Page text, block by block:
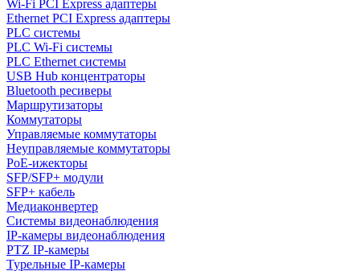
Wi-Fi PCI Express адаптеры
Ethernet PCI Express адаптеры
PLC системы
PLC Wi-Fi системы
PLC Ethernet системы
USB Hub концентраторы
Bluetooth ресиверы
Маршрутизаторы
Коммутаторы
Управляемые коммутаторы
Неуправляемые коммутаторы
PoE-ижекторы
SFP/SFP+ модули
SFP+ кабель
Медиаконвертер
Системы видеонаблюдения
IP-камеры видеонаблюдения
PTZ IP-камеры
Турельные IP-камеры